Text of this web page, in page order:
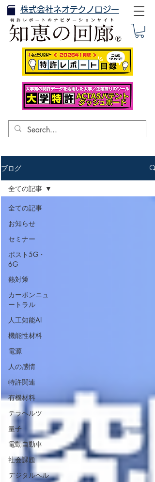
株式会社ネオテクノロジー
ブログ
全ての記事
お知らせ
セミナー
ポスト5G・
6G
熱対策
カーボンニュ
ートラル
人工知能AI
機能性材料
電源
人の感情
特許関連
有機材料
テラヘルツ
量子
電動自動車
社会課題
デジタルヘル
全ての記事